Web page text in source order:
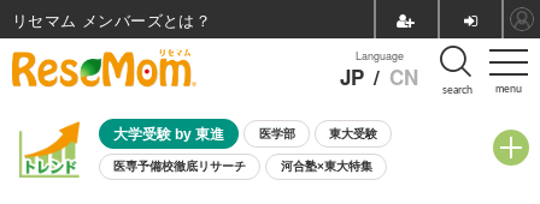
menu
Language
JP / CN search
大学受験 by 東進 医学部 東大受験
医専予備校徹底リサーチ 河合塾×東大特集
リセマム メンバーズ